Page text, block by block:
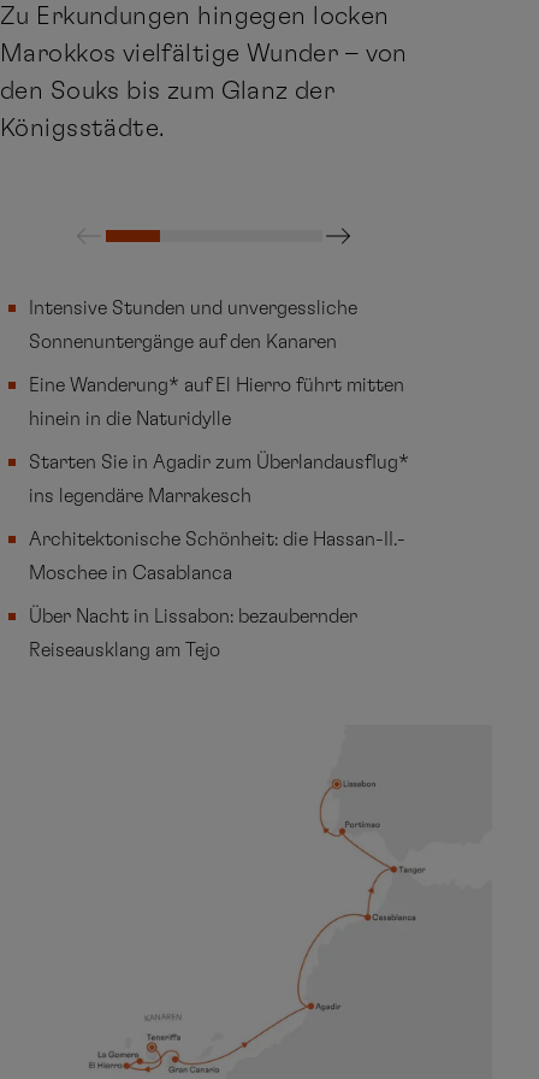
Zu Erkundungen hingegen locken
Marokkos vielfältige Wunder – von
den Souks bis zum Glanz der
Königsstädte.
Intensive Stunden und unvergessliche
Sonnenuntergänge auf den Kanaren
Eine Wanderung* auf El Hierro führt mitten
hinein in die Naturidylle
Starten Sie in Agadir zum Überlandausflug*
ins legendäre Marrakesch
Architektonische Schönheit: die Hassan-II.-
Moschee in Casablanca
Über Nacht in Lissabon: bezaubernder
Reiseausklang am Tejo